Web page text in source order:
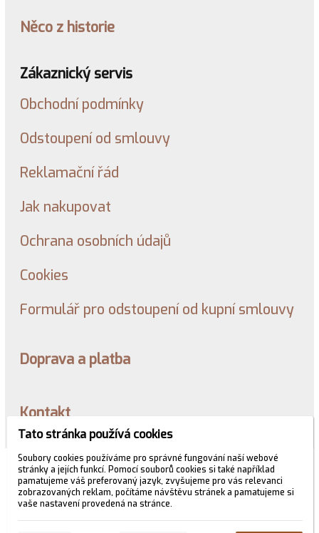
Něco z historie
Zákaznický servis
Obchodní podmínky
Odstoupení od smlouvy
Reklamační řád
Jak nakupovat
Ochrana osobních údajů
Cookies
Formulář pro odstoupení od kupní smlouvy
Doprava a platba
Kontakt
© 2026 WEXBO |www.wexbo.com|Přihlásit
Tato stránka používá cookies
Soubory cookies používáme pro správné fungování naší webové
stránky a jejích funkcí. Pomocí souborů cookies si také například
pamatujeme váš preferovaný jazyk, zvyšujeme pro vás relevanci
zobrazovaných reklam, počítáme návštěvu stránek a pamatujeme si
vaše nastavení provedená na stránce.